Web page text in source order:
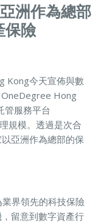
洲作為總部
保險
Kong今天宣佈與數
Hong
管服務平台
規模。透過是次合
亞洲作為總部的保
界領先的科技保險
留意到數字資產行